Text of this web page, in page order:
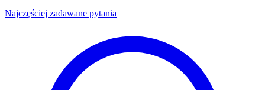
Najczęściej zadawane pytania